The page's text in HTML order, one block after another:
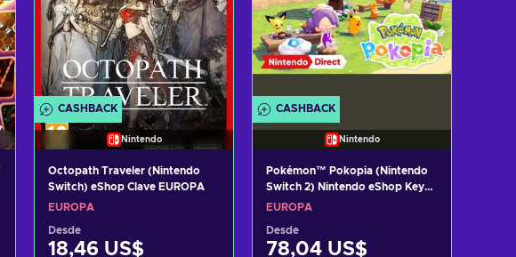
CASHBACK
Nintendo
Octopath Traveler (Nintendo
Switch) eShop Clave EUROPA
EUROPA
Desde
18,46 US$
CASHBACK
Nintendo
Pokémon™ Pokopia (Nintendo
Switch 2) Nintendo eShop Key
EUROPE
EUROPA
Desde
78,04 US$